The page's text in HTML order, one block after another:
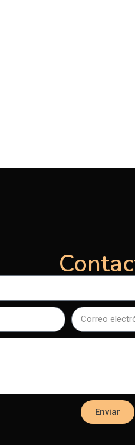
Enviar